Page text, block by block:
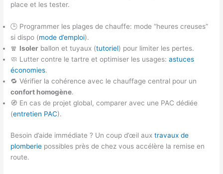
place et les tester.
🕒 Programmer les plages de chauffe: mode “heures creuses”
si dispo (mode d’emploi).
🧣 Isoler ballon et tuyaux (tutoriel) pour limiter les pertes.
🧼 Lutter contre le tartre et optimiser les usages:astuces
économies.
🔁 Vérifier la cohérence avec le chauffage central pour un
confort homogène.
🧭 En cas de projet global, comparer avec une PAC dédiée
(entretien PAC).
Besoin d’aide immédiate ? Un coup d’œil auxtravaux de
plomberie possibles près de chez vous accélère la remise en
route.